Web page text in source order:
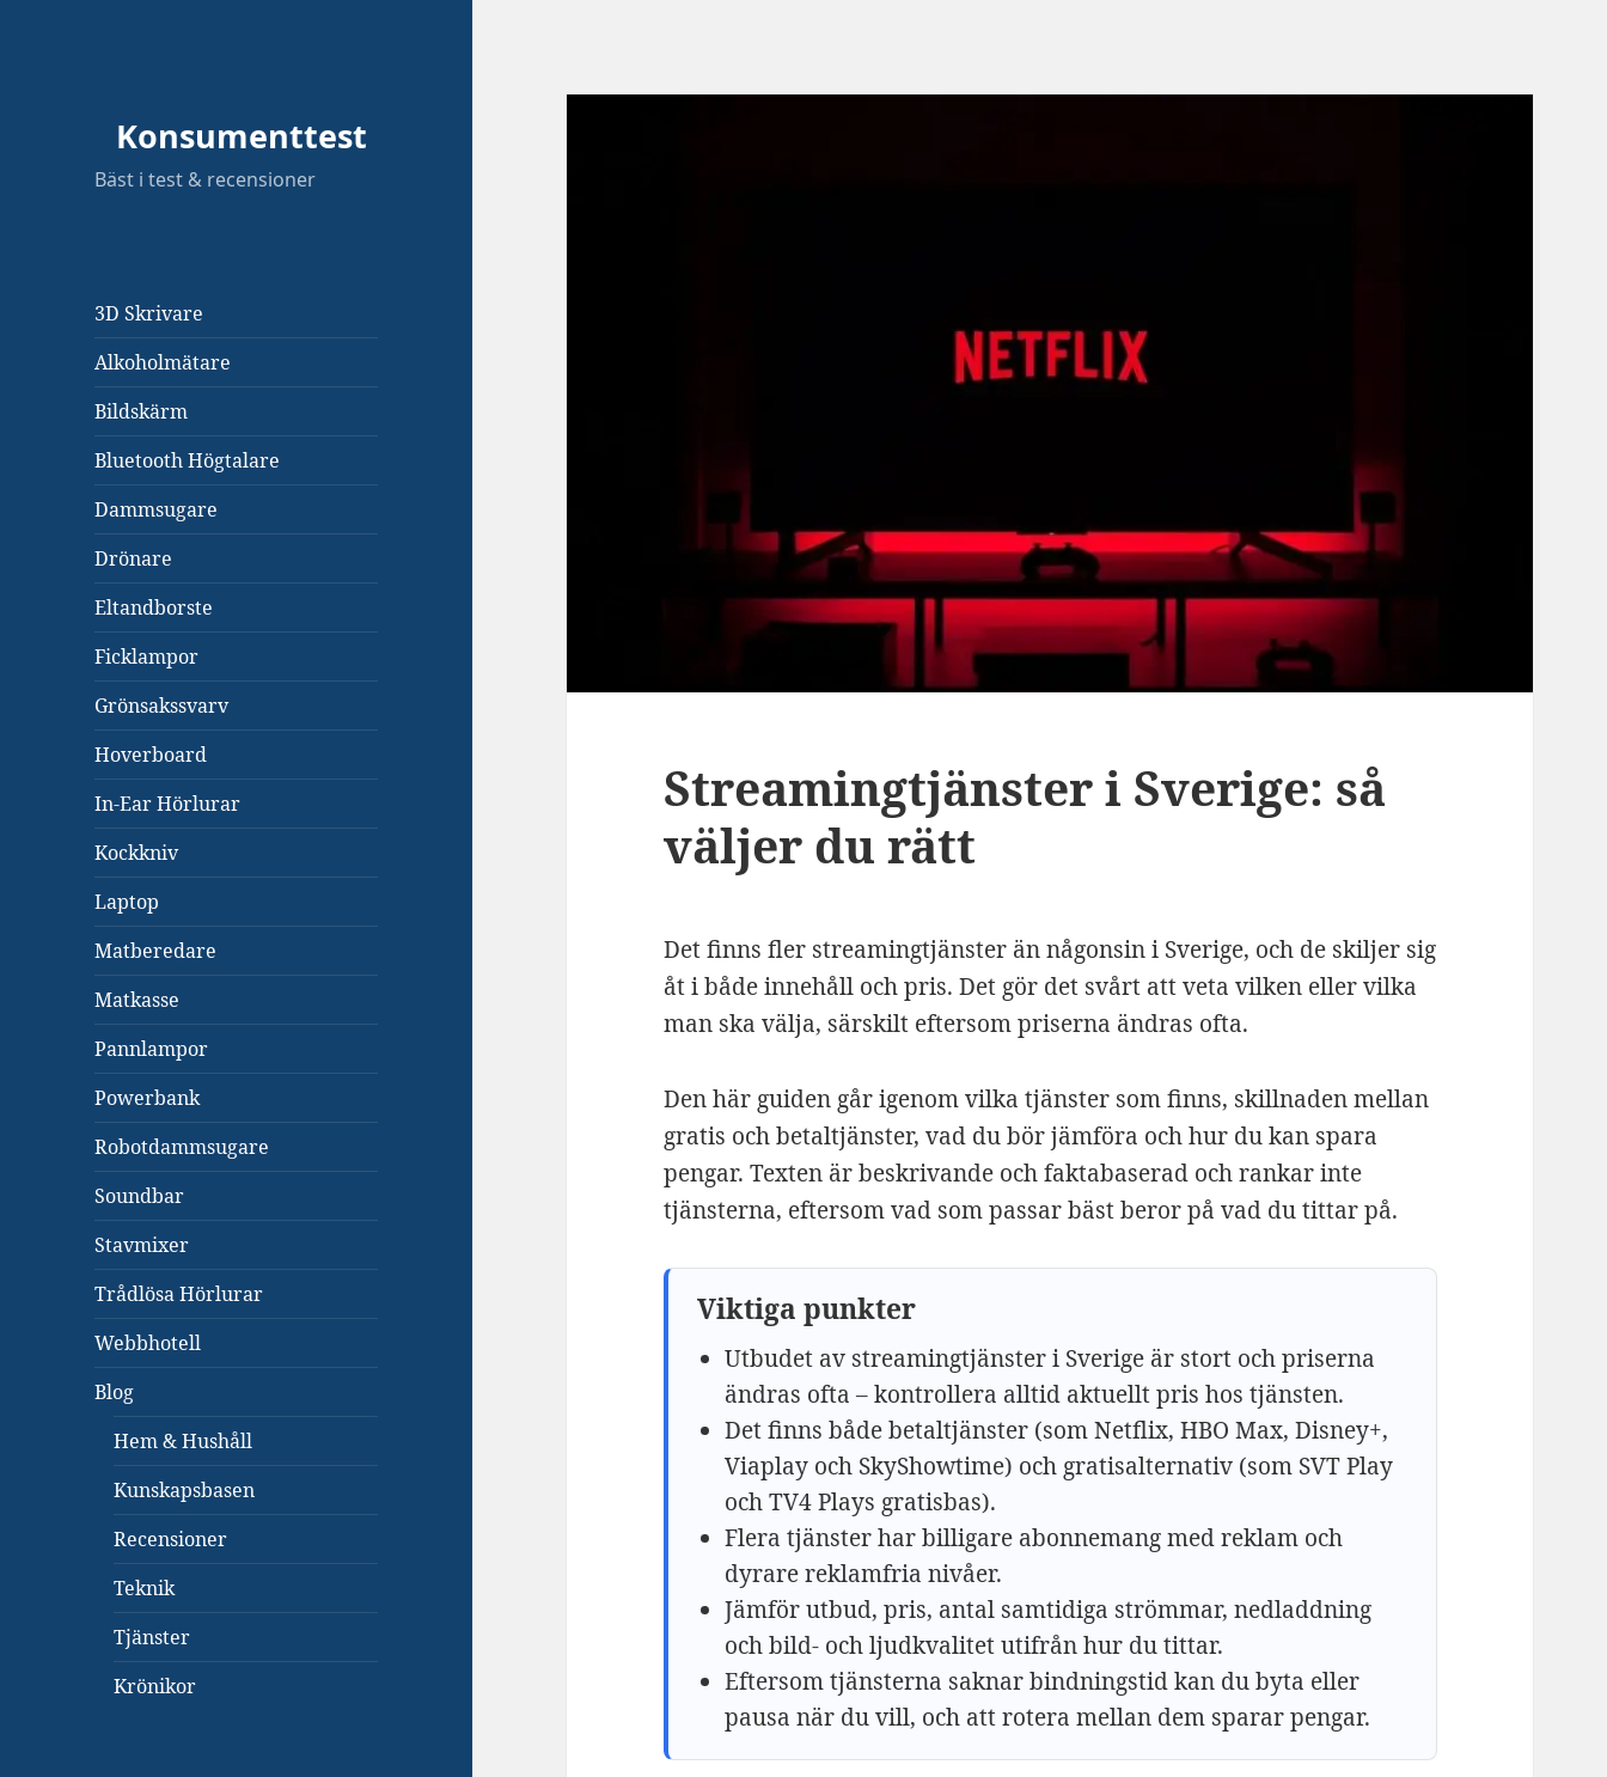
Konsumenttest
Bäst i test & recensioner
3D Skrivare
Alkoholmätare
Bildskärm
Bluetooth Högtalare
Dammsugare
Drönare
Eltandborste
Ficklampor
Grönsakssvarv
Hoverboard
In-Ear Hörlurar
Kockkniv
Laptop
Matberedare
Matkasse
Pannlampor
Powerbank
Robotdammsugare
Soundbar
Stavmixer
Trådlösa Hörlurar
Webbhotell
Blog
Hem & Hushåll
Kunskapsbasen
Recensioner
Teknik
Tjänster
Krönikor
Streamingtjänster i Sverige: så
väljer du rätt
Det finns fler streamingtjänster än någonsin i Sverige, och de skiljer sig
åt i både innehåll och pris. Det gör det svårt att veta vilken eller vilka
man ska välja, särskilt eftersom priserna ändras ofta.
Den här guiden går igenom vilka tjänster som finns, skillnaden mellan
gratis och betaltjänster, vad du bör jämföra och hur du kan spara
pengar. Texten är beskrivande och faktabaserad och rankar inte
tjänsterna, eftersom vad som passar bäst beror på vad du tittar på.
Viktiga punkter
Utbudet av streamingtjänster i Sverige är stort och priserna
ändras ofta – kontrollera alltid aktuellt pris hos tjänsten.
Det finns både betaltjänster (som Netflix, HBO Max, Disney+,
Viaplay och SkyShowtime) och gratisalternativ (som SVT Play
och TV4 Plays gratisbas).
Flera tjänster har billigare abonnemang med reklam och
dyrare reklamfria nivåer.
Jämför utbud, pris, antal samtidiga strömmar, nedladdning
och bild- och ljudkvalitet utifrån hur du tittar.
Eftersom tjänsterna saknar bindningstid kan du byta eller
pausa när du vill, och att rotera mellan dem sparar pengar.